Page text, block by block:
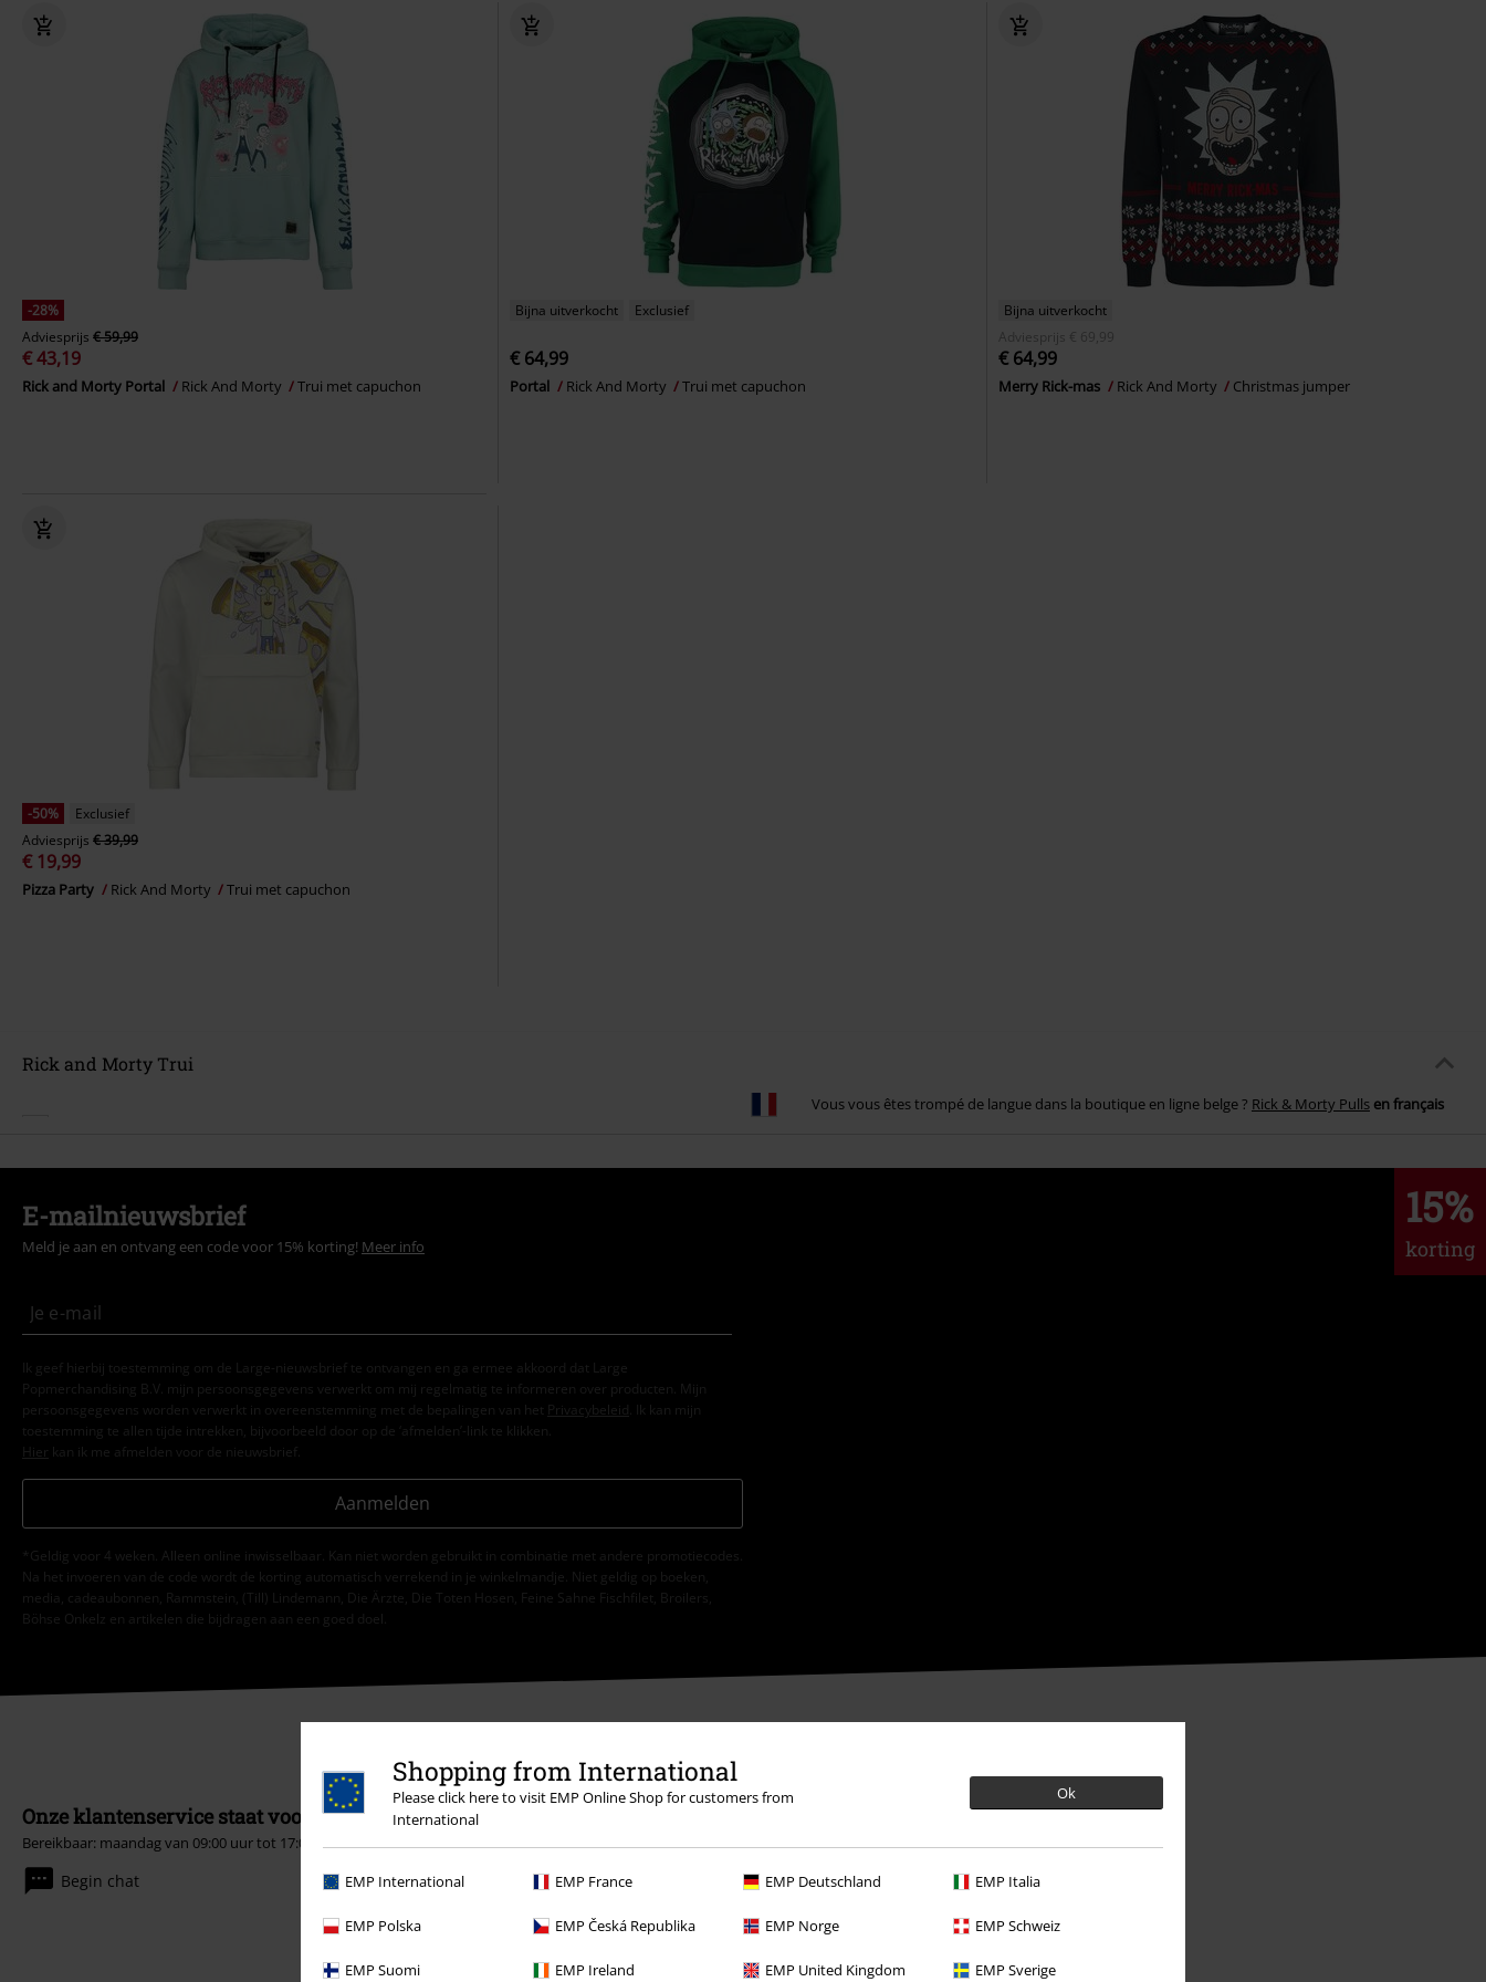
Shopping from International
Please click here to visit EMP Online Shop for customers from
International
Ok
EMP International EMP France EMP Deutschland EMP Italia
EMP Polska EMP Česká Republika EMP Norge EMP Schweiz
EMP Suomi EMP Ireland EMP United Kingdom EMP Sverige
-28%
Adviesprijs € 59,99
€ 43,19
Rick and Morty Portal Rick And Morty Trui met capuchon
Bijna uitverkocht Exclusief
€ 64,99
Portal Rick And Morty Trui met capuchon
Bijna uitverkocht
Adviesprijs
€ 69,99
€ 64,99
Merry Rick-mas Rick And Morty Christmas jumper
-50%
Exclusief
Adviesprijs € 39,99
€ 19,99
Pizza Party Rick And Morty Trui met capuchon
Rick and Morty Trui
Vous vous êtes trompé de langue dans la boutique en ligne belge ? Rick & Morty Pulls en français
15%
korting
E-mailnieuwsbrief
Meld je aan en ontvang een code voor 15% korting! Meer info
Ik geef hierbij toestemming om de Large-nieuwsbrief te ontvangen en ga ermee akkoord dat Large
Popmerchandising B.V. mijn persoonsgegevens verwerkt om mij regelmatig te informeren over producten. Mijn
persoonsgegevens worden verwerkt in overeenstemming met de bepalingen van het
Privacybeleid . Ik kan mijn
toestemming te allen tijde intrekken, bijvoorbeeld door op de ‘afmelden’-link te klikken.
Hier kan ik me afmelden voor de nieuwsbrief.
Aanmelden
*Geldig voor 4 weken. Alleen online inwisselbaar. Kan niet worden gebruikt in combinatie met andere promotiecodes.
Na het invoeren van de code wordt de korting automatisch verrekend in je winkelmandje. Niet geldig op boeken,
media, cadeaubonnen, Rammstein, (Till) Lindemann, Die Ärzte, Die Toten Hosen, Feine Sahne Fischfilet, Broilers,
Böhse Onkelz en artikelen die bijdragen aan een goed doel.
Onze klantenservice staat voor je klaar
Bereikbaar: maandag van 09:00 uur tot 17:00 uur.Meer informatie
Begin chat